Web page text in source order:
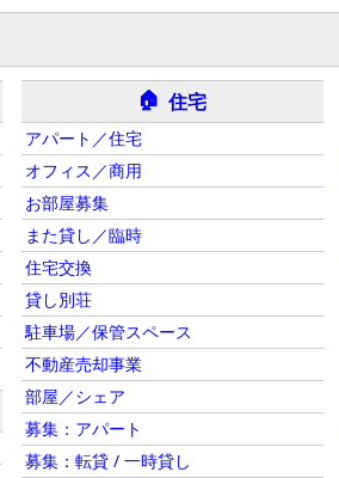
🏠 住宅
アパート／住宅
オフィス／商用
お部屋募集
また貸し／臨時
住宅交換
貸し別荘
駐車場／保管スペース
不動産売却事業
部屋／シェア
募集：アパート
募集：転貸 / 一時貸し